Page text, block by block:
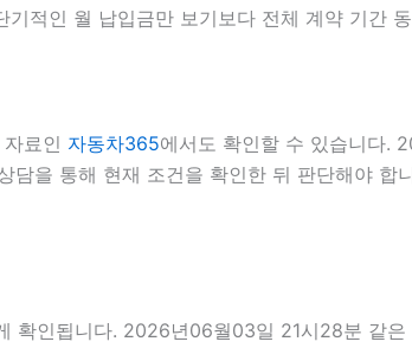
적인 월 납입금만 보기보다 전체 계약 기간
료인 자동차365에서도 확인할 수 있습니다.
담을 통해 현재 조건을 확인한 뒤 판단해야
확인됩니다. 2026년06월03일 21시28분 같